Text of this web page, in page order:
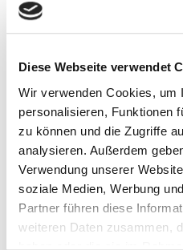
Diese Webseite verwendet
Wir verwenden Cookies, um
personalisieren, Funktionen
zu können und die Zugriffe
analysieren. Außerdem
Verwendung unserer
soziale Medien, Werbung
Partner führen diese
weiteren Daten zusammen,
beispielsweise Vereine,
öffentlichen Rechts Träger
Im Jahr 2021 stellt sich die
Bibliotheken Österreichs
49,4 Prozent der
ausschließlicher
(insgesamt 671
Trägerschaft einer
(beziehungsweise 15,7